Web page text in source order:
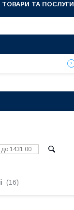
ТОВАРИ ТА ПОСЛУГИ
16